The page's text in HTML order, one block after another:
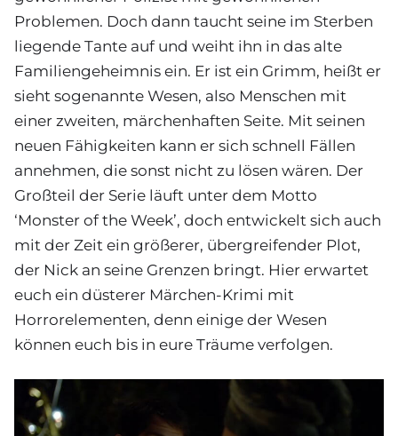
Problemen. Doch dann taucht seine im Sterben
liegende Tante auf und weiht ihn in das alte
Familiengeheimnis ein. Er ist ein Grimm, heißt er
sieht sogenannte Wesen, also Menschen mit
einer zweiten, märchenhaften Seite. Mit seinen
neuen Fähigkeiten kann er sich schnell Fällen
annehmen, die sonst nicht zu lösen wären. Der
Großteil der Serie läuft unter dem Motto
‘Monster of the Week’, doch entwickelt sich auch
mit der Zeit ein größerer, übergreifender Plot,
der Nick an seine Grenzen bringt. Hier erwartet
euch ein düsterer Märchen-Krimi mit
Horrorelementen, denn einige der Wesen
können euch bis in eure Träume verfolgen.